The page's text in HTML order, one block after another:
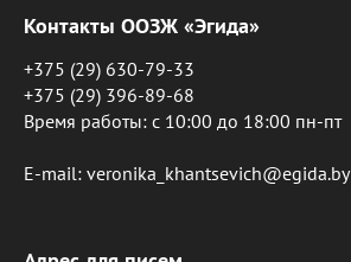
Контакты ООЗЖ «Эгида»
+375 (29) 630-79-33
+375 (29) 396-89-68
Время работы: c 10:00 до 18:00 пн-пт
E-mail: veronika_khantsevich@egida.by